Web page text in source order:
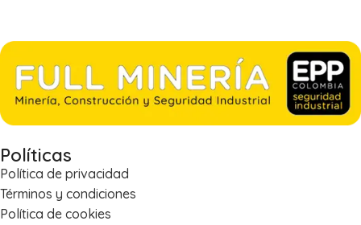
Políticas
Política de privacidad
Términos y condiciones
Política de cookies